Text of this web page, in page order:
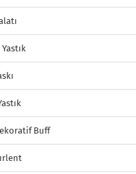
Yastık
Buff